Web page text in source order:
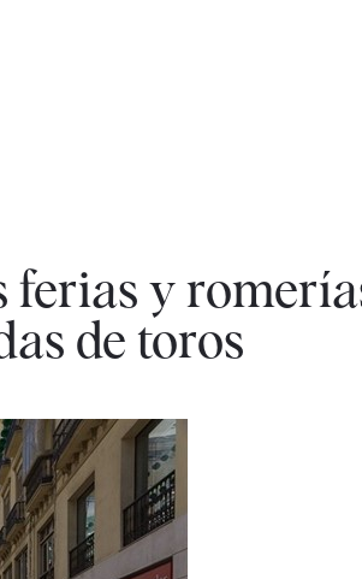
y
de toros